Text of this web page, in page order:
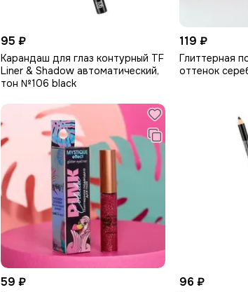
95 ₽
Карандаш для глаз контурный TF
Liner & Shadow автоматический,
тон №106 black
119 ₽
Глиттерная
оттенок
59 ₽ 96 ₽